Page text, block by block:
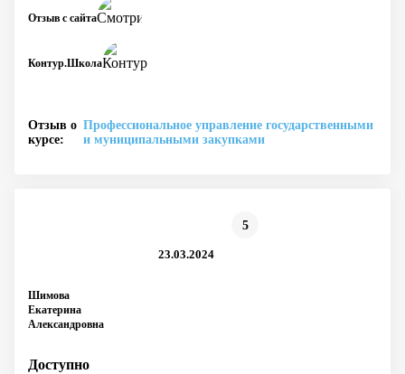
Контур.Школа
Отзыв с сайта
Отзыв о
курсе:
Профессиональное управление государственными
и муниципальными закупками
Шимова
Екатерина
Александровна
5
23.03.2024
Доступно